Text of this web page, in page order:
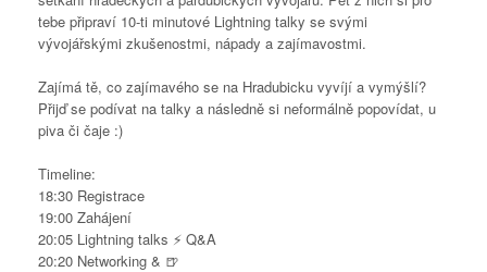
tebe připraví 10-ti minutové Lightning talky se svými
vývojářskými zkušenostmi, nápady a zajímavostmi.
Zajímá tě, co zajímavého se na Hradubicku vyvíjí a vymýšlí?
Přijď se podívat na talky a následně si neformálně popovídat, u
piva či čaje :)
Timeline:
18:30 Registrace
19:00 Zahájení
20:05 Lightning talks ⚡️ Q&A
20:20 Networking & 🍺